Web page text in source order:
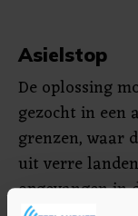
Asielstop
De oplossing
gezocht in een
grenzen, waar
uit verre
opgevangen in